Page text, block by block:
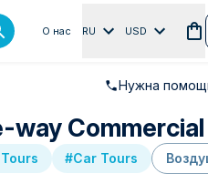
О нас RU USD
Нужна
way
#Car Tours